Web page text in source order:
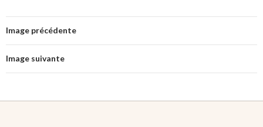
Image précédente
Image suivante